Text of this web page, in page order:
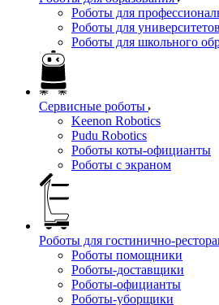
Роботы для
Роботы для университетов
Роботы для школьного
Сервисные роботы
Keenon Robotics
Pudu Robotics
Роботы коты-официанты
Роботы с экраном
Роботы для гостинично-
Роботы помощники
Роботы-доставщики
Роботы-официанты
Роботы-уборщики